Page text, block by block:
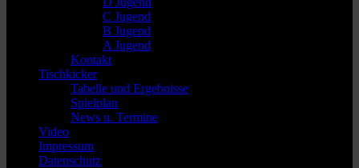
C Jugend
B Jugend
A Jugend
Kontakt
Tischkicker
Tabelle und Ergebnisse
Spielplan
News u. Termine
Video
Impressum
Datenschutz